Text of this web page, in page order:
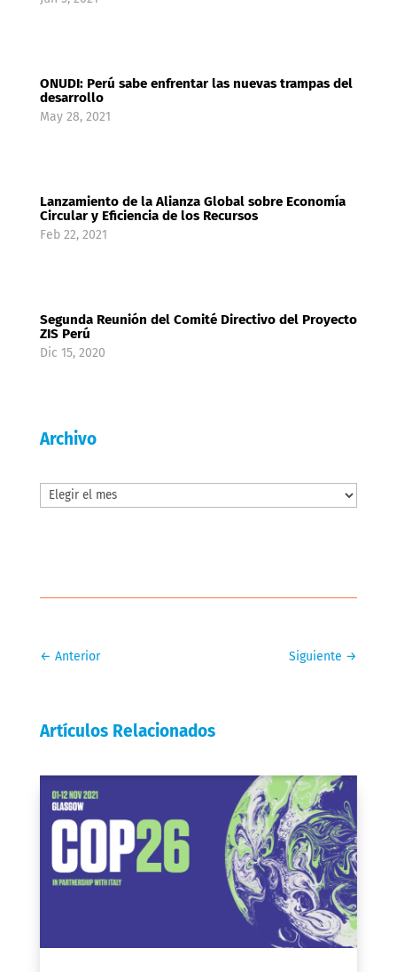
ONUDI: Perú sabe enfrentar las nuevas trampas del
desarrollo
May 28, 2021
Lanzamiento de la Alianza Global sobre Economía
Circular y Eficiencia de los Recursos
Feb 22, 2021
Segunda Reunión del Comité Directivo del Proyecto
ZIS Perú
Dic 15, 2020
Archivo
Archivos
← Anterior Siguiente →
Artículos Relacionados